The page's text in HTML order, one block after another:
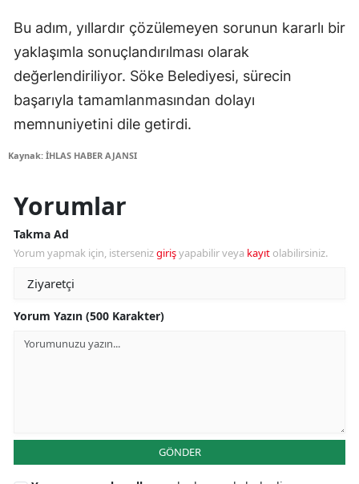
Bu adım, yıllardır çözülemeyen sorunun kararlı bir
yaklaşımla sonuçlandırılması olarak
değerlendiriliyor. Söke Belediyesi, sürecin
başarıyla tamamlanmasından dolayı
memnuniyetini dile getirdi.
Kaynak: İHLAS HABER AJANSI
Yorumlar
Takma Ad
Yorum yapmak için, istersenizgirişyapabilir veya kayıt olabilirsiniz.
Yorum Yazın (500 Karakter)
GÖNDER